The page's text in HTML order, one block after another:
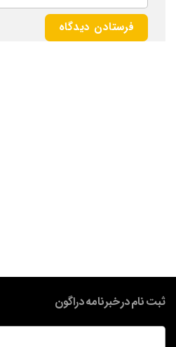
ثبت نام در خبرنامه دراگون
ایمیل*